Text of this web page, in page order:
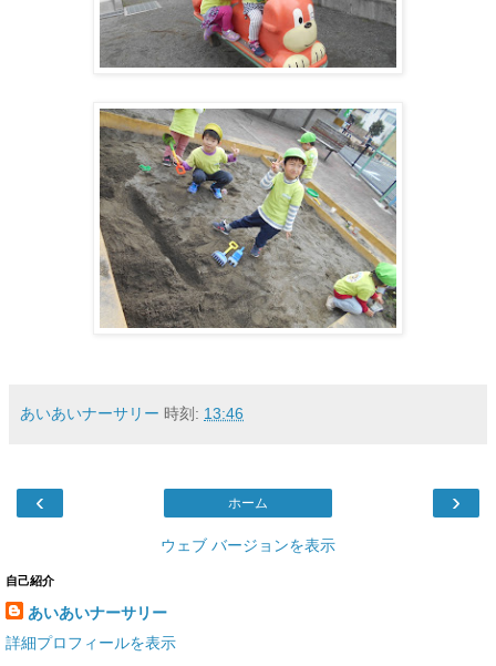
あいあいナーサリー 時刻: 13:46
‹ ›
ホーム
ウェブ バージョンを表示
自己紹介
あいあいナーサリー
詳細プロフィールを表示